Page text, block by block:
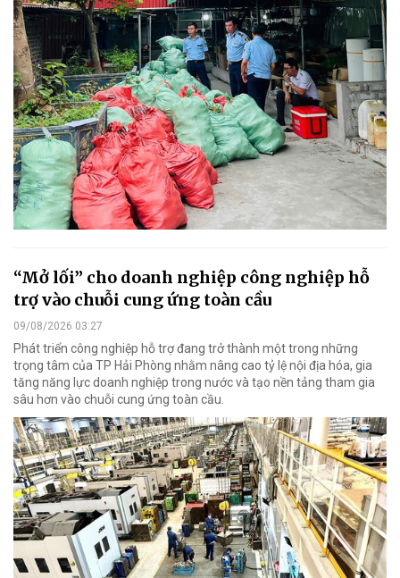
“Mở lối” cho doanh nghiệp công nghiệp hỗ
trợ vào chuỗi cung ứng toàn cầu
09/08/2026 03:27
Phát triển công nghiệp hỗ trợ đang trở thành một trong những
trọng tâm của TP Hải Phòng nhằm nâng cao tỷ lệ nội địa hóa, gia
tăng năng lực doanh nghiệp trong nước và tạo nền tảng tham gia
sâu hơn vào chuỗi cung ứng toàn cầu.